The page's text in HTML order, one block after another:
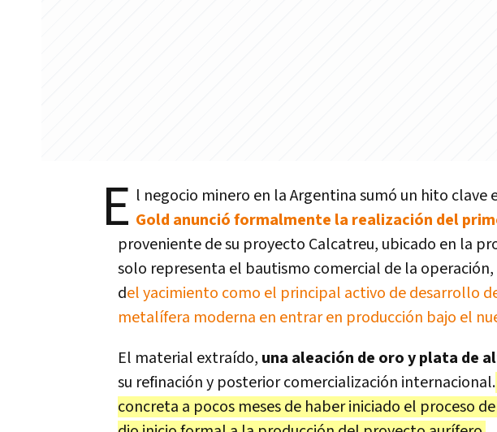
E l negocio minero en la Argentina sumó un hito clave
Gold anunció formalmente la realización del
proveniente de su proyecto Calcatreu, ubicado en la
solo representa el bautismo comercial de la
del yacimiento como el principal activo de desarrollo
metalífera moderna en entrar en producción bajo el
El material extraído, una aleación de oro y plata de
su refinación y posterior comercialización internacional.
concreta a pocos meses de haber iniciado el proceso